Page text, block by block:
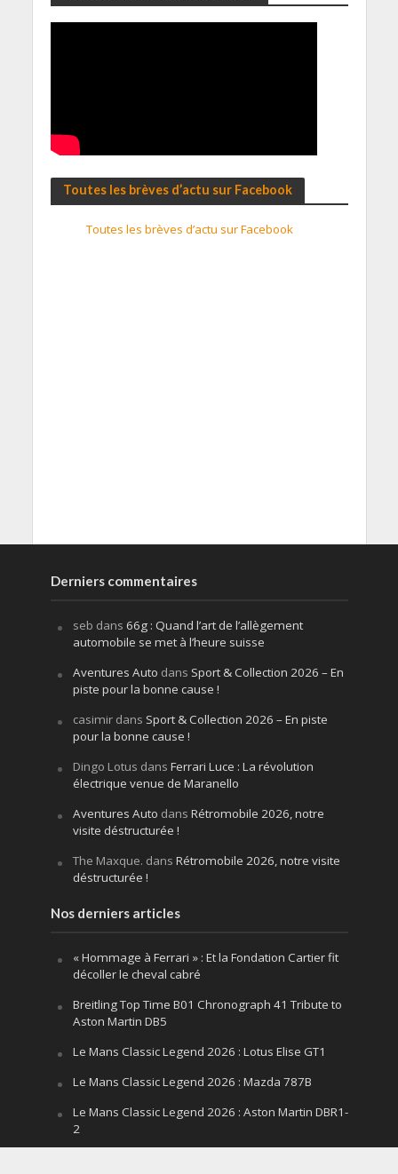
Toutes les brèves d’actu sur Facebook
Toutes les brèves d’actu sur Facebook
Derniers commentaires
seb dans 66g : Quand l’art de l’allègement
automobile se met à l’heure suisse
Aventures Auto dans Sport & Collection 2026 – En
piste pour la bonne cause !
casimirdans Sport & Collection 2026 – En piste
pour la bonne cause !
Dingo Lotus dans Ferrari Luce : La révolution
électrique venue de Maranello
Aventures Auto dans Rétromobile 2026, notre
visite déstructurée !
The Maxque. dans Rétromobile 2026, notre visite
déstructurée !
Nos derniers articles
« Hommage à Ferrari » : Et la Fondation Cartier fit
décoller le cheval cabré
Breitling Top Time B01 Chronograph 41 Tribute to
Aston Martin DB5
Le Mans Classic Legend 2026 : Lotus Elise GT1
Le Mans Classic Legend 2026 : Mazda 787B
Le Mans Classic Legend 2026 : Aston Martin DBR1-
2